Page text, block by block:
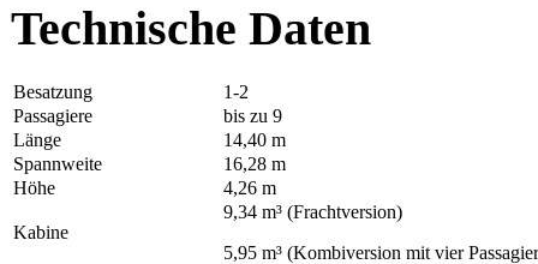
Technische Daten
Besatzung
1-2
Passagiere
bis zu 9
Länge
14,40 m
Spannweite
16,28 m
Höhe
4,26 m
Kabine
9,34 m³ (Frachtversion)
5,95 m³ (Kombiversion mit vier